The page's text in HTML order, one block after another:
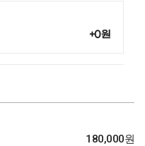
+0원
180,000원